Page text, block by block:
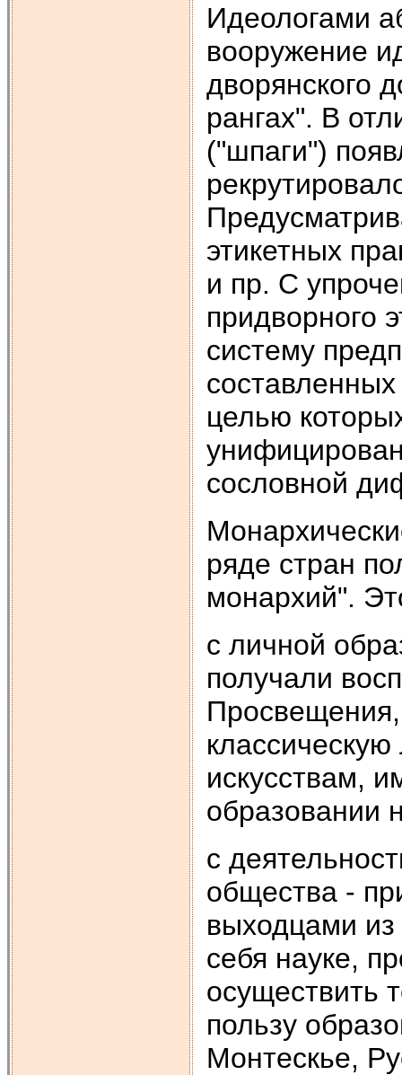
Идеологами
вооружение
дворянского
рангах". В
("шпаги")
этикетных
и пр. С
придворного
систему
целью
сословной
ряде стран
монархий".
с личной
получали
классическую
искусствам,
образовании
с
общества -
выходцами из
себя науке,
осуществить
пользу
Монтескье,